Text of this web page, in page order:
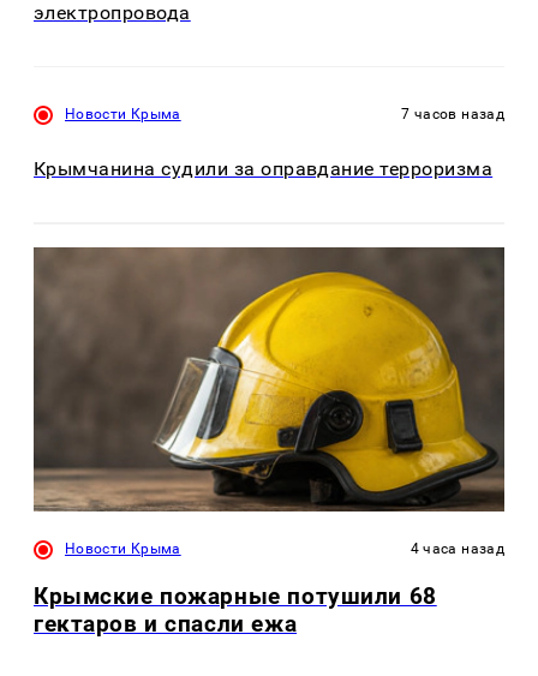
электропровода
Новости Крыма 7 часов назад
Крымчанина судили за оправдание терроризма
Новости Крыма 4 часа назад
Крымские пожарные потушили 68
гектаров и спасли ежа